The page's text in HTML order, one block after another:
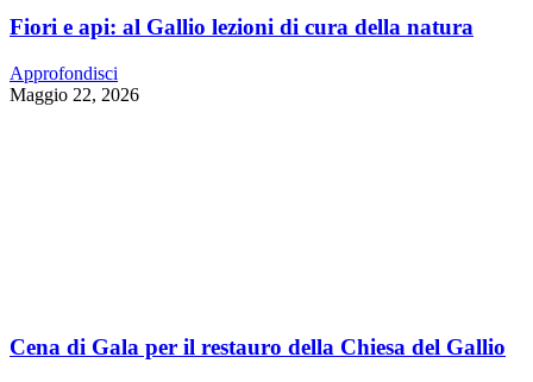
Fiori e api: al Gallio lezioni di cura della natura
Approfondisci
Maggio 22, 2026
Cena di Gala per il restauro della Chiesa del Gallio